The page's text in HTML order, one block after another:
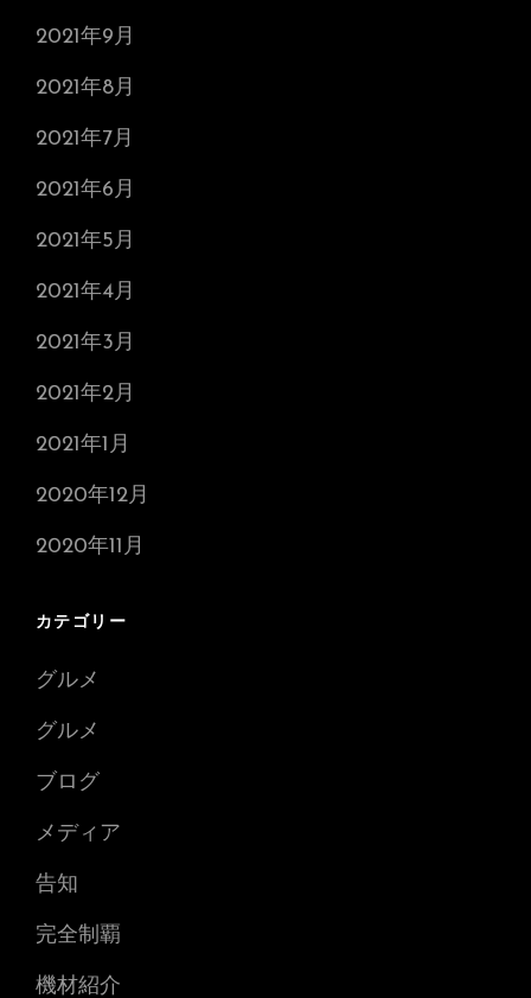
2021年9月
2021年8月
2021年7月
2021年6月
2021年5月
2021年4月
2021年3月
2021年2月
2021年1月
2020年12月
2020年11月
カテゴリー
グルメ
グルメ
ブログ
メディア
告知
完全制覇
機材紹介